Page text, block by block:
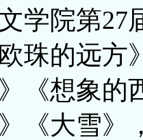
学院第27
珠的远方
《想象的
《大雪》